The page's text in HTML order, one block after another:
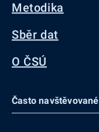
Metodika
Sběr dat
O ČSÚ
Často navštěvované